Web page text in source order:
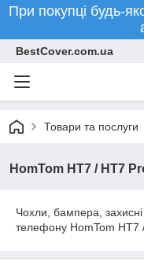
При покупці будь-
BestCover.com.ua
Товари та послуги
HomTom HT7 / HT7
Чохли, бампера,
телефону HomTom HT7